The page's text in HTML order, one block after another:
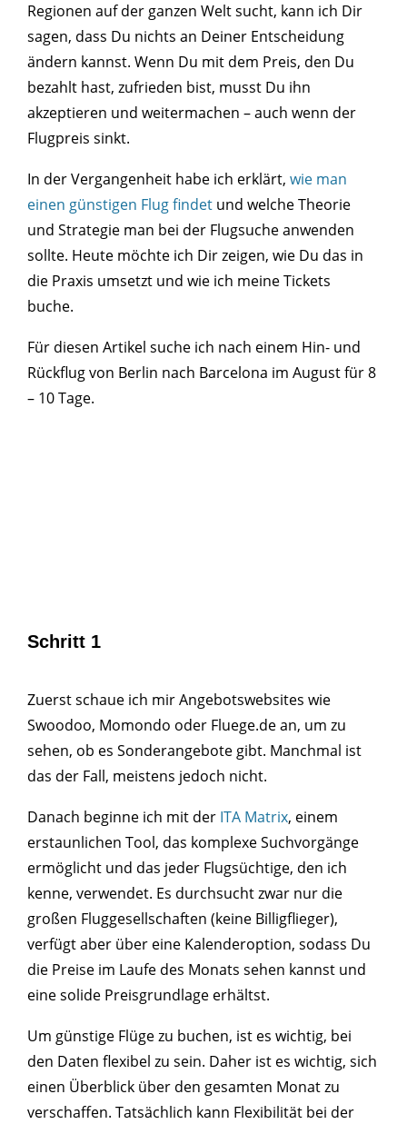
Regionen auf der ganzen Welt sucht, kann ich Dir
sagen, dass Du nichts an Deiner Entscheidung
ändern kannst. Wenn Du mit dem Preis, den Du
bezahlt hast, zufrieden bist, musst Du ihn
akzeptieren und weitermachen – auch wenn der
Flugpreis sinkt.
In der Vergangenheit habe ich erklärt, wie man
einen günstigen Flug findet und welche Theorie
und Strategie man bei der Flugsuche anwenden
sollte. Heute möchte ich Dir zeigen, wie Du das in
die Praxis umsetzt und wie ich meine Tickets
buche.
Für diesen Artikel suche ich nach einem Hin- und
Rückflug von Berlin nach Barcelona im August für 8
– 10 Tage.
Schritt 1
Zuerst schaue ich mir Angebotswebsites wie
Swoodoo, Momondo oder Fluege.de an, um zu
sehen, ob es Sonderangebote gibt. Manchmal ist
das der Fall, meistens jedoch nicht.
Danach beginne ich mit der ITA Matrix, einem
erstaunlichen Tool, das komplexe Suchvorgänge
ermöglicht und das jeder Flugsüchtige, den ich
kenne, verwendet. Es durchsucht zwar nur die
großen Fluggesellschaften (keine Billigflieger),
verfügt aber über eine Kalenderoption, sodass Du
die Preise im Laufe des Monats sehen kannst und
eine solide Preisgrundlage erhältst.
Um günstige Flüge zu buchen, ist es wichtig, bei
den Daten flexibel zu sein. Daher ist es wichtig, sich
einen Überblick über den gesamten Monat zu
verschaffen. Tatsächlich kann Flexibilität bei der